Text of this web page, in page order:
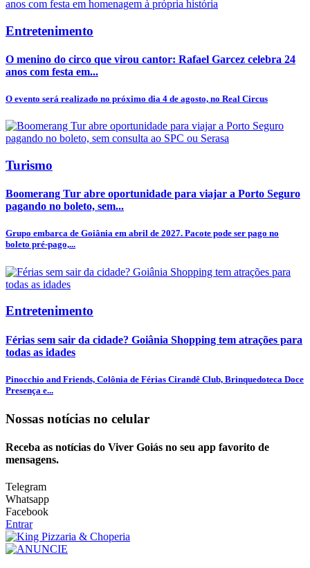
Entretenimento
O menino do circo que virou cantor: Rafael Garcez celebra 24
anos com festa em...
O evento será realizado no próximo dia 4 de agosto, no Real Circus
Turismo
Boomerang Tur abre oportunidade para viajar a Porto Seguro
pagando no boleto, sem...
Grupo embarca de Goiânia em abril de 2027. Pacote pode ser pago no
boleto pré-pago,...
Entretenimento
Férias sem sair da cidade? Goiânia Shopping tem atrações para
todas as idades
Pinocchio and Friends, Colônia de Férias Cirandê Club, Brinquedoteca Doce
Presença e...
Nossas notícias no celular
Receba as notícias do Viver Goiás no seu app favorito de
mensagens.
Telegram
Whatsapp
Facebook
Entrar